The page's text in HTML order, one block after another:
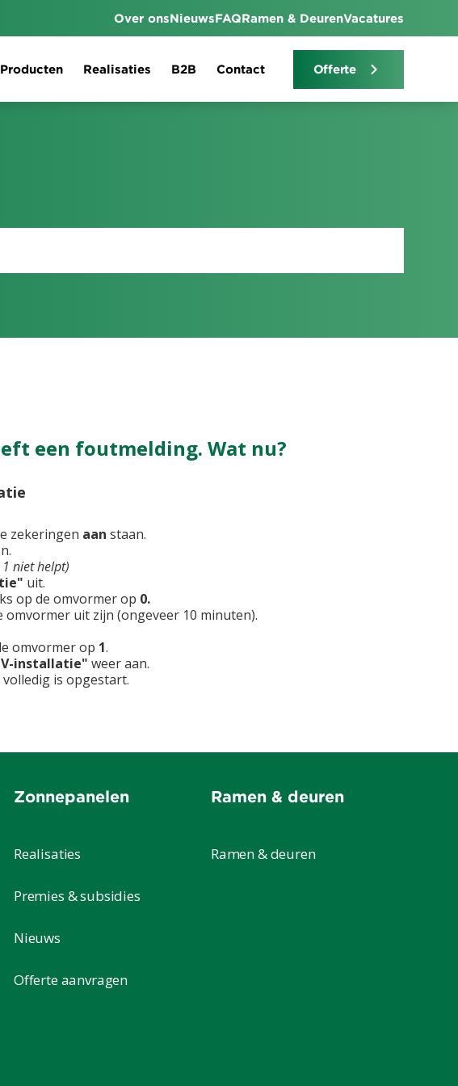
Over onsNieuwsFAQRamen & DeurenVacatures
Producten Realisaties B2B Contact Offerte
een foutmelding. Wat nu?
zekeringen aan staan.
niet helpt)
uit.
op de omvormer op 0.
omvormer uit zijn (ongeveer 10 minuten).
omvormer op 1.
installatie" weer aan.
is opgestart.
Zonnepanelen
Realisaties
Premies & subsidies
Nieuws
Offerte aanvragen
Ramen & deuren
Ramen & deuren